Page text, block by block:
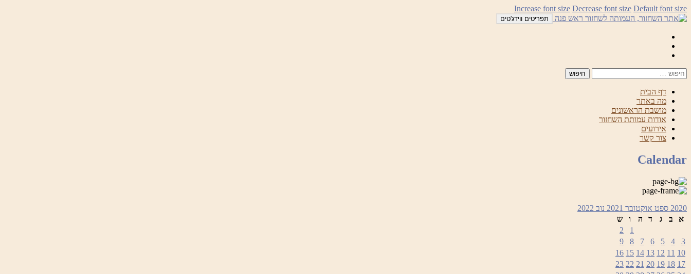
לדלג
לתוכן
Increase font size Decrease font size Default font size
תפריטים ווידג'טים
דף הבית
מה באתר
מושבת הראשונים
אודות עמותת השחזור
אירועים
צור קשר
Calendar
2020 ספט אוקטובר 2021 נוב 2022
א
ב ג ד ה ו
ש
1
2
3
4
5
6
7
8
9
10
11
12
13
14
15
16
17
18
19
20
21
22
23